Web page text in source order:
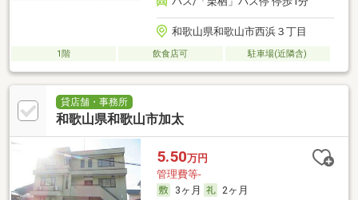
和歌山県和歌山市西浜３丁目
1階 飲食店可 駐車場(近隣含)
貸店舗・事務所
和歌山県和歌山市加太
5.50万円
管理費等-
3ヶ月
2ヶ月